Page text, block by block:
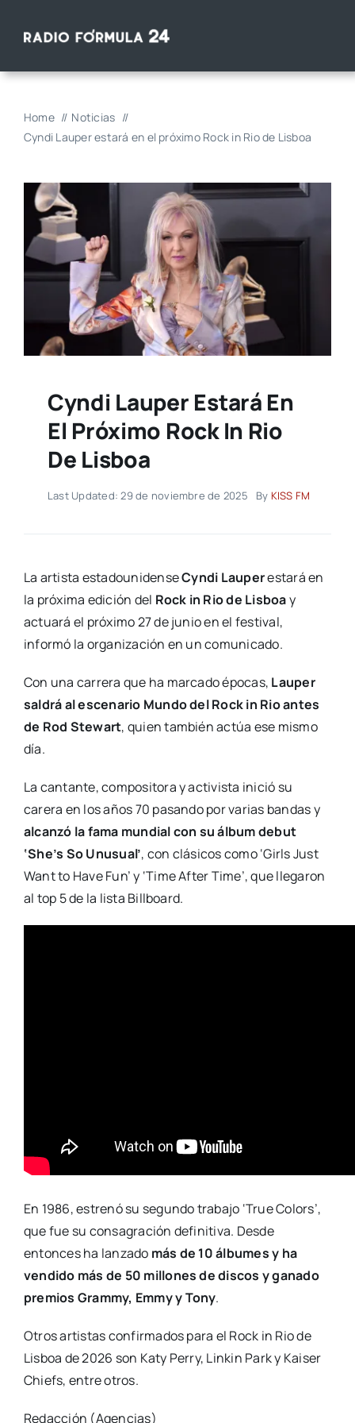
Home
Noticias
Cyndi Lauper estará en el próximo Rock in Rio de Lisboa
Cyndi Lauper Estará En
El Próximo Rock In Rio
De Lisboa
Last Updated: 29 de noviembre de 2025 By KISS FM
La artista estadounidenseCyndi Lauperestará en
la próxima edición del Rock in Rio de Lisboay
actuará el próximo 27 de junio en el festival,
informó la organización en un comunicado.
Con una carrera que ha marcado épocas, Lauper
saldrá al escenario Mundo del Rock in Rio antes
de Rod Stewart, quien también actúa ese mismo
día.
La cantante, compositora y activista inició su
carera en los años 70 pasando por varias bandas y
alcanzó la fama mundial con su álbum debut
‘She’s So Unusual’, con clásicos como ‘Girls Just
Want to Have Fun’ y ‘Time After Time’, que llegaron
al top 5 de la lista Billboard.
En 1986, estrenó su segundo trabajo ‘True Colors’,
que fue su consagración definitiva. Desde
entonces ha lanzado más de 10 álbumes y ha
vendido más de 50 millones de discos y ganado
premios Grammy, Emmy y Tony.
Otros artistas confirmados para el Rock in Rio de
Lisboa de 2026 son Katy Perry, Linkin Park y Kaiser
Chiefs, entre otros.
Redacción (Agencias)